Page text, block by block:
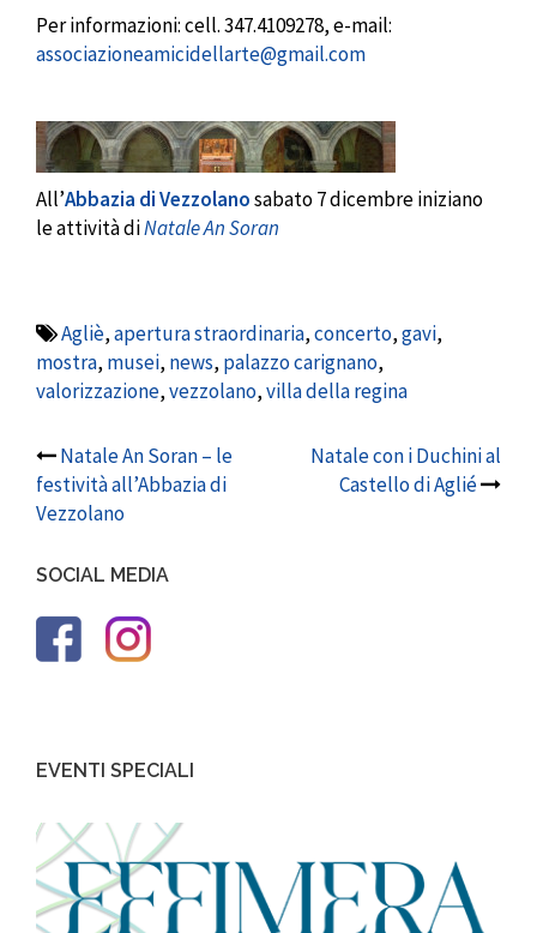
Per informazioni: cell. 347.4109278, e-mail:
associazioneamicidellarte@gmail.com
All’Abbazia di Vezzolanosabato 7 dicembre iniziano
le attività diNatale An Soran
Agliè,apertura straordinaria,concerto,gavi,
mostra, musei, news, palazzo carignano,
valorizzazione,vezzolano,villa della regina
Post
navigation
Natale An Soran – le
festività all’Abbazia di
Vezzolano
Natale con i Duchini al
Castello di Aglié
SOCIAL MEDIA
EVENTI SPECIALI